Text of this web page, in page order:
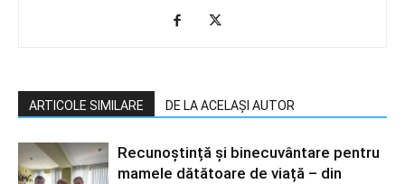
ARTICOLE SIMILARE DE LA ACELAȘI AUTOR
Recunoștință și binecuvântare pentru
mamele dătătoare de viață – din